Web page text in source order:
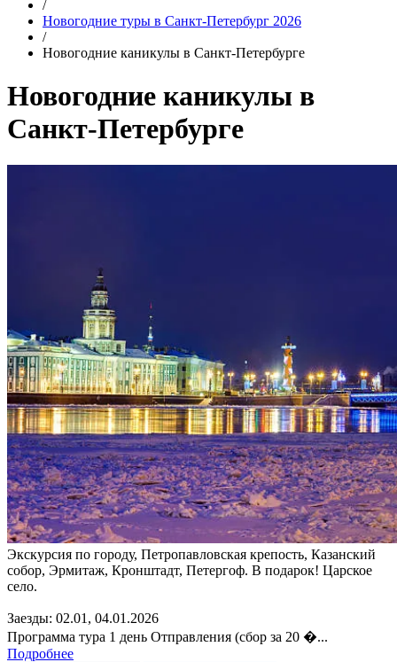
/
Новогодние туры в Санкт-Петербург 2026
/
Новогодние каникулы в Санкт-Петербурге
Новогодние каникулы в
Санкт-Петербурге
Экскурсия по городу, Петропавловская крепость, Казанский
собор, Эрмитаж, Кронштадт, Петергоф. В подарок! Царское
село.
Заезды: 02.01, 04.01.2026
Программа тура 1 день Отправления (сбор за 20 �...
Подробнее